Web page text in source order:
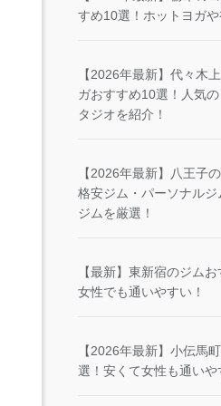
すめ10選！ホットヨガや
【2026年最新】代々木
ガおすすめ10選！人気
タジオを紹介！
【2026年最新】八王子
格安ジム・パーソナル
ジムを厳選！
【最新】東新宿のジム
女性でも通いやすい！
【2026年最新】小伝馬
選！安くて女性も通いや